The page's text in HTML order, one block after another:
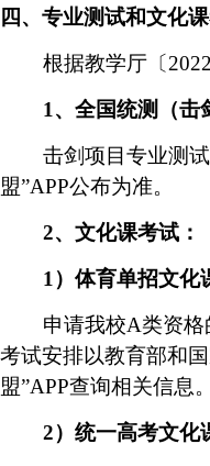
四、专业测试和文化
根据教学厅〔 2022
1 、全国统测（击
击剑项目专业测
盟”APP公布为准。
2、文化课考试：
1 ）体育单招文化
申请我校A类资格
考试安排以教育部和
盟”APP查询相关信息。
2） 统一高考文化